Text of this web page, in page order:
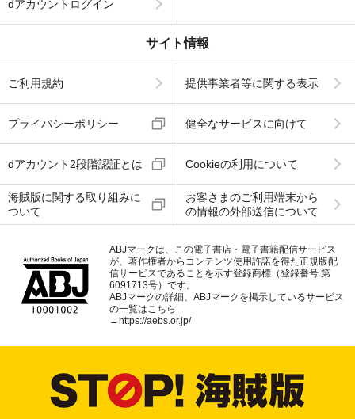
dアカウントログイン
サイト情報
ご利用規約 提供事業者等に関する表示
プライバシーポリシー 健全なサービスに向けて
dアカウント2段階認証とは Cookieの利用について
海賊版に関する取り組みに
ついて
お客さまのご利用端末から
の情報の外部送信について
ABJマークは、この電子書店・電子書籍配信サービス
が、著作権者からコンテンツ使用許諾を得た正規版配
信サービスであることを示す登録商標（登録番号 第
6091713号）です。
ABJマークの詳細、ABJマークを掲示しているサービス
の一覧はこちら
→ https://aebs.or.jp/